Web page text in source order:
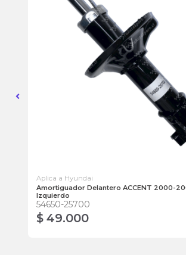
Aplica a Hyundai
Amortiguador Delantero ACCENT 2000-
Izquierdo
54650-25700
$ 49.000